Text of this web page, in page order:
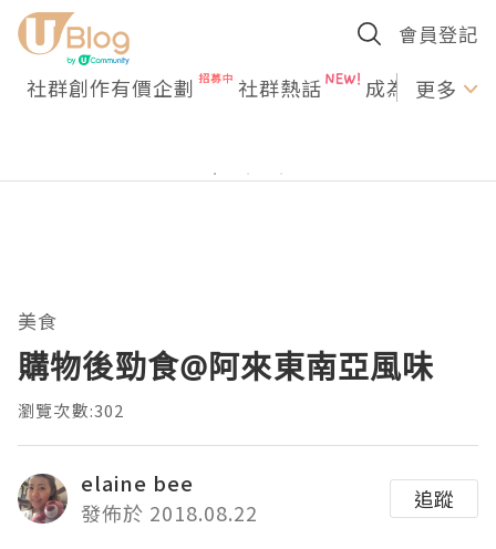
會員登記
社群創作有價企劃 社群熱話 成為U更多
美食
購物後勁食@阿來東南亞風味
瀏覽次數:302
elaine bee
發佈於 2018.08.22
追蹤